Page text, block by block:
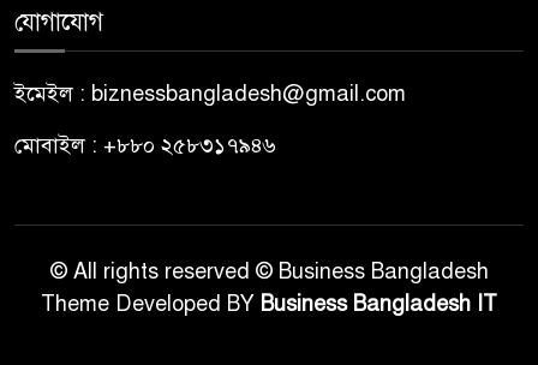
যোগাযোগ
ইমেইল : biznessbangladesh@gmail.com
মোবাইল : +৮৮০ ২৫৮৩১৭৯৪৬
© All rights reserved © Business Bangladesh
Theme Developed BY Business Bangladesh IT